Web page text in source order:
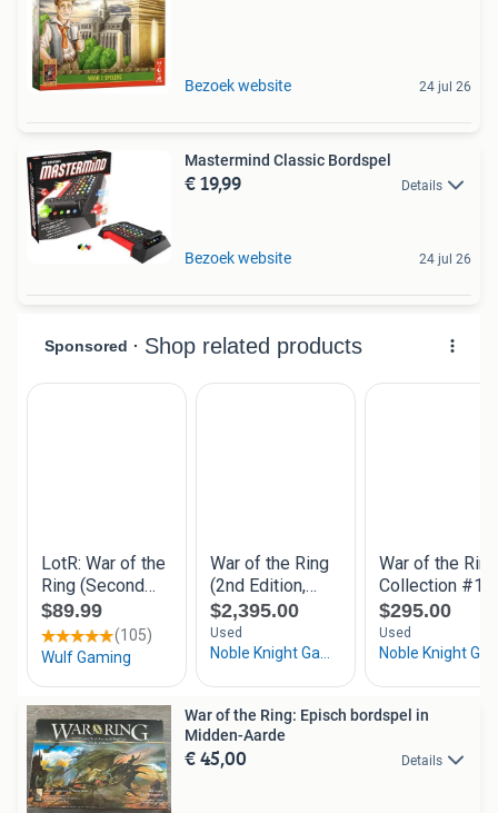
Bezoek website 24 jul 26
Mastermind Classic Bordspel
€ 19,99 Details
Bezoek website 24 jul 26
War of the Ring: Episch bordspel in
Midden-Aarde
€ 45,00 Details